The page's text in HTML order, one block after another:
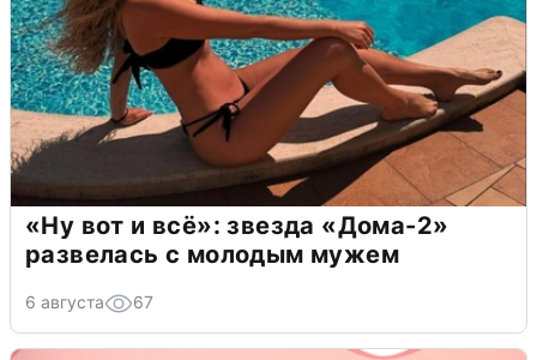
«Ну вот и всё»: звезда «Дома-2»
развелась с молодым мужем
6 августа 67